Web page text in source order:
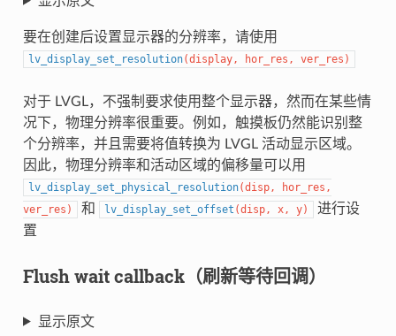
要在创建后设置显示器的分辨率，请使用
lv_display_set_resolution(display, hor_res , ver_res )
对于 LVGL，不强制要求使用整个显示器，然而在某些情
况下，物理分辨率很重要。例如，触摸板仍然能识别整
个分辨率，并且需要将值转换为 LVGL 活动显示区域。
因此，物理分辨率和活动区域的偏移量可以用
lv_display_set_physical_resolution(disp, hor_res ,
ver_res ) 和 lv_display_set_offset (disp, x, y)
进行设
置
Flush wait callback（刷新等待回调）
显示原文